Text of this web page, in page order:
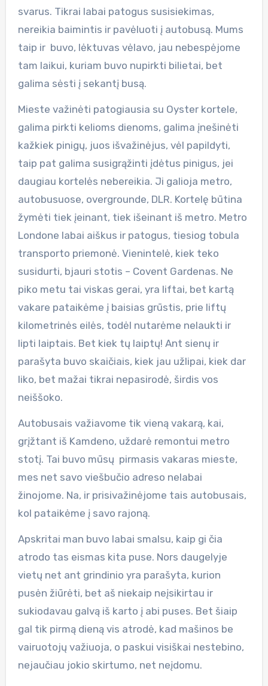
svarus. Tikrai labai patogus susisiekimas,
nereikia baimintis ir pavėluoti į autobusą. Mums
taip ir buvo, lėktuvas vėlavo, jau nebespėjome
tam laikui, kuriam buvo nupirkti bilietai, bet
galima sėsti į sekantį busą.
Mieste važinėti patogiausia su Oyster kortele,
galima pirkti kelioms dienoms, galima įnešinėti
kažkiek pinigų, juos išvažinėjus, vėl papildyti,
taip pat galima susigrąžinti įdėtus pinigus, jei
daugiau kortelės nebereikia. Ji galioja metro,
autobusuose, overgrounde, DLR. Kortelę būtina
žymėti tiek įeinant, tiek išeinant iš metro. Metro
Londone labai aiškus ir patogus, tiesiog tobula
transporto priemonė. Vienintelė, kiek teko
susidurti, bjauri stotis – Covent Gardenas. Ne
piko metu tai viskas gerai, yra liftai, bet kartą
vakare pataikėme į baisias grūstis, prie liftų
kilometrinės eilės, todėl nutarėme nelaukti ir
lipti laiptais. Bet kiek tų laiptų! Ant sienų ir
parašyta buvo skaičiais, kiek jau užlipai, kiek dar
liko, bet mažai tikrai nepasirodė, širdis vos
neiššoko.
Autobusais važiavome tik vieną vakarą, kai,
grįžtant iš Kamdeno, uždarė remontui metro
stotį. Tai buvo mūsų pirmasis vakaras mieste,
mes net savo viešbučio adreso nelabai
žinojome. Na, ir prisivažinėjome tais autobusais,
kol pataikėme į savo rajoną.
Apskritai man buvo labai smalsu, kaip gi čia
atrodo tas eismas kita puse. Nors daugelyje
vietų net ant grindinio yra parašyta, kurion
pusėn žiūrėti, bet aš niekaip neįsikirtau ir
sukiodavau galvą iš karto į abi puses. Bet šiaip
gal tik pirmą dieną vis atrodė, kad mašinos be
vairuotojų važiuoja, o paskui visiškai nestebino,
nejaučiau jokio skirtumo, net neįdomu.